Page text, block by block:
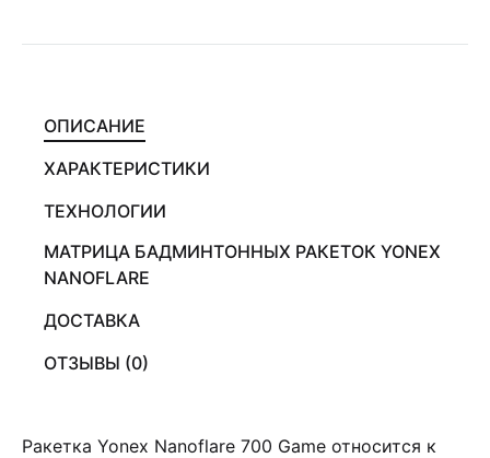
ОПИСАНИЕ
ХАРАКТЕРИСТИКИ
ТЕХНОЛОГИИ
МАТРИЦА БАДМИНТОННЫХ РАКЕТОК YONEX
NANOFLARE
ДОСТАВКА
ОТЗЫВЫ (0)
Ракетка Yonex Nanoflare 700 Game относится к